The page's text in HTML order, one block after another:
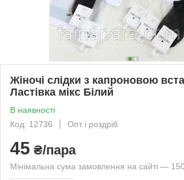
Жіночі слідки з капроновою
Ластівка мікс Білий
В наявності
Код: 12736
Опт і роздріб
45 ₴/пара
Мінімальна сума замовлення на сайті —